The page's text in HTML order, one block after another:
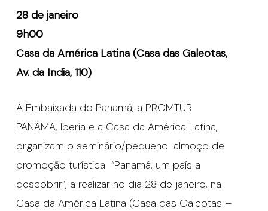
28 de janeiro
9h00
Casa da América Latina (Casa das Galeotas,
Av. da India, 110)
A Embaixada do Panamá, a PROMTUR
PANAMA, Iberia e a Casa da América Latina,
organizam o seminário/pequeno-almoço de
promoção turística “Panamá, um país a
descobrir”, a realizar no dia 28 de janeiro, na
Casa da América Latina (Casa das Galeotas –